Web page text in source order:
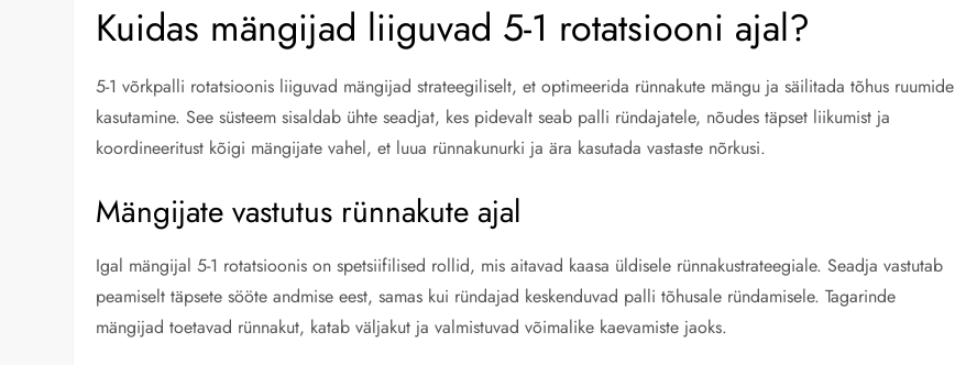
Kuidas mängijad liiguvad 5-1 rotatsiooni ajal?
5-1 võrkpalli rotatsioonis liiguvad mängijad strateegiliselt, et optimeerida rünnakute mängu ja säilitada tõhus ruumide
kasutamine. See süsteem sisaldab ühte seadjat, kes pidevalt seab palli ründajatele, nõudes täpset liikumist ja
koordineeritust kõigi mängijate vahel, et luua rünnakunurki ja ära kasutada vastaste nõrkusi.
Mängijate vastutus rünnakute ajal
Igal mängijal 5-1 rotatsioonis on spetsiifilised rollid, mis aitavad kaasa üldisele rünnakustrateegiale. Seadja vastutab
peamiselt täpsete sööte andmise eest, samas kui ründajad keskenduvad palli tõhusale ründamisele. Tagarinde
mängijad toetavad rünnakut, katab väljakut ja valmistuvad võimalike kaevamiste jaoks.